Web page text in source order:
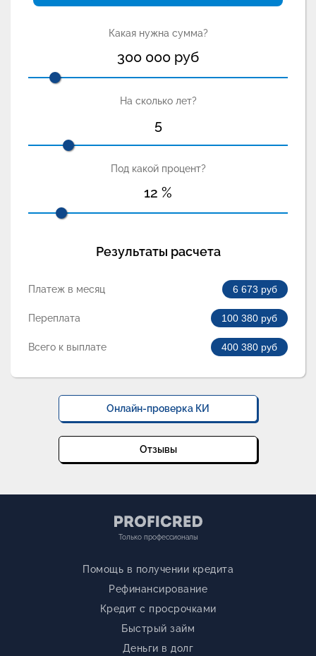
Какая нужна сумма?
300 000 руб
На сколько лет?
5
Под какой процент?
12 %
Результаты расчета
Платеж в месяц 6 673 руб
Переплата 100 380 руб
Всего к выплате 400 380 руб
Онлайн-проверка КИ
Отзывы
Только профессионалы
Помощь в получении кредита
Рефинансирование
Кредит с просрочками
Быстрый займ
Деньги в долг